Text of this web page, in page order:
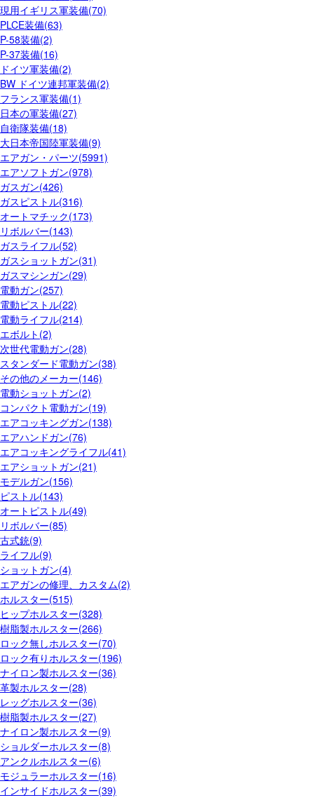
現用イギリス軍装備(70)
PLCE装備(63)
P-58装備(2)
P-37装備(16)
ドイツ軍装備(2)
BW ドイツ連邦軍装備(2)
フランス軍装備(1)
日本の軍装備(27)
自衛隊装備(18)
大日本帝国陸軍装備(9)
エアガン・パーツ(5991)
エアソフトガン(978)
ガスガン(426)
ガスピストル(316)
オートマチック(173)
リボルバー(143)
ガスライフル(52)
ガスショットガン(31)
ガスマシンガン(29)
電動ガン(257)
電動ピストル(22)
電動ライフル(214)
エボルト(2)
次世代電動ガン(28)
スタンダード電動ガン(38)
その他のメーカー(146)
電動ショットガン(2)
コンパクト電動ガン(19)
エアコッキングガン(138)
エアハンドガン(76)
エアコッキングライフル(41)
エアショットガン(21)
モデルガン(156)
ピストル(143)
オートピストル(49)
リボルバー(85)
古式銃(9)
ライフル(9)
ショットガン(4)
エアガンの修理、カスタム(2)
ホルスター(515)
ヒップホルスター(328)
樹脂製ホルスター(266)
ロック無しホルスター(70)
ロック有りホルスター(196)
ナイロン製ホルスター(36)
革製ホルスター(28)
レッグホルスター(36)
樹脂製ホルスター(27)
ナイロン製ホルスター(9)
ショルダーホルスター(8)
アンクルホルスター(6)
モジュラーホルスター(16)
インサイドホルスター(39)